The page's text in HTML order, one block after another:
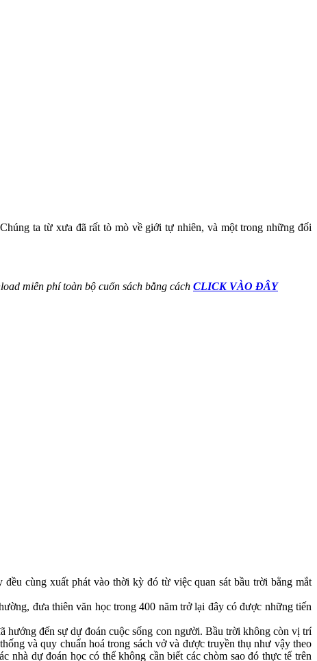
ta từ xưa đã rất tò mò về giới tự nhiên, và một trong những đối
miễn phí toàn bộ cuốn sách bằng cách CLICK VÀO ĐÂY
cùng xuất phát vào thời kỳ đó từ việc quan sát bầu trời bằng mắt
đưa thiên văn học trong 400 năm trở lại đây có được những tiến
hướng đến sự dự đoán cuộc sống con người. Bầu trời không còn vị trí
và quy chuẩn hoá trong sách vở và được truyền thụ như vậy theo
nhà dự đoán học có thể không cần biết các chòm sao đó thực tế trên